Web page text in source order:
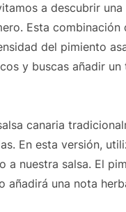
a descubrir
Esta
del pimiento
y buscas añadir
canaria
En esta versión,
a nuestra salsa. El
añadirá una nota